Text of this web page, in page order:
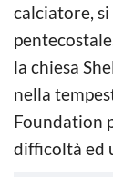
calciatore,
la chiesa
nella
Foundation
difficoltà ed